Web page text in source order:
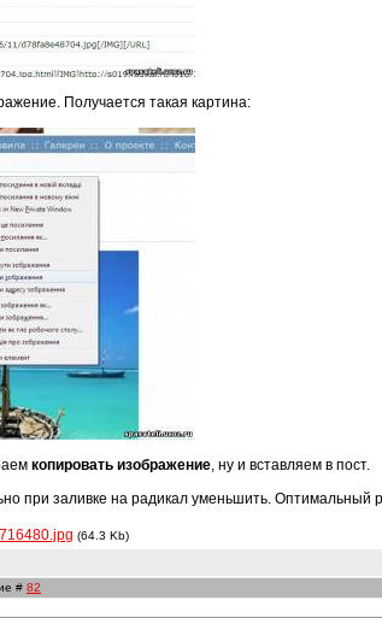
Получается такая картина:
копировать изображение, ну и вставляем в пост.
при заливке на радикал уменьшить. Оптимальный
(64.3 Kb)
# 82